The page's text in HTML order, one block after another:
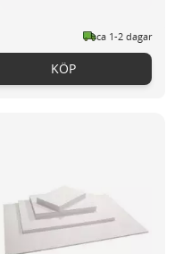
ca 1-2 dagar
KÖP